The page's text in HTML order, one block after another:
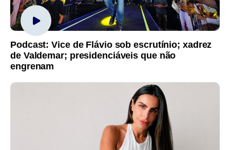
Podcast: Vice de Flávio sob escrutínio; xadrez
de Valdemar; presidenciáveis que não
engrenam